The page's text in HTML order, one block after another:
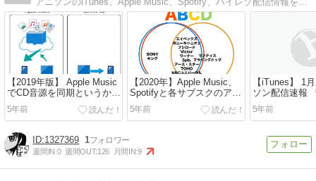
【2019年版】 Apple Music
でCD音源を同期というか同
居する方法
5年前
【2020年】Apple Music、
Spotifyと各サブスクのアニ
ソン事情
5年前
【iTunes】 1
ソン配信速報
△ SEASON2
5年前
1327369 1
週間IN:0 週間OUT:126 月間IN:9